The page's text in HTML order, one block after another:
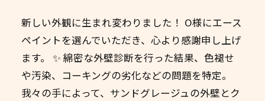
新しい外観に生まれ変わりました！ O様にエース
ペイントを選んでいただき、心より感謝申し上げ
ます。 ✨ 綿密な外壁診断を行った結果、色褪せ
や汚染、コーキングの劣化などの問題を特定。
我々の手によって、サンドグレージュの外壁とク